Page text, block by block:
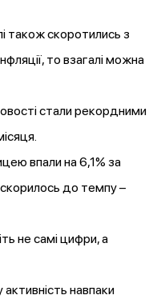
також скоротились з
то взагалі можна
стали рекордними
впали на 6,1% за
до темпу –
не самі цифри, а
навпаки